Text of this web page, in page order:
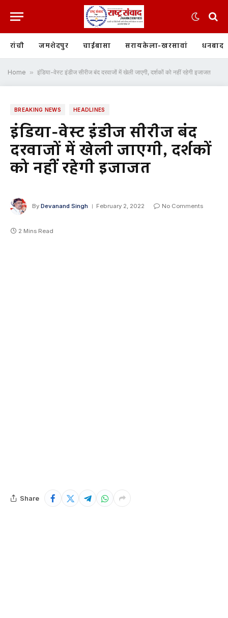
रांची जमशेदपुर चाईबासा सरायकेला-खरसावां धनबाद
Home » इंडिया-वेस्ट इंडीज सीरीज बंद दरवाजों में खेली जाएगी, दर्शकों को नहीं रहेगी इजाजत
BREAKING NEWS HEADLINES
इंडिया-वेस्ट इंडीज सीरीज बंद
दरवाजों में खेली जाएगी, दर्शकों
को नहीं रहेगी इजाजत
By Devanand Singh February 2, 2022 No Comments
2 Mins Read
Share